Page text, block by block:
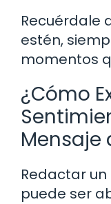
Recuérdale
estén,
momentos
¿Cómo
Mensaje
Redactar
puede ser